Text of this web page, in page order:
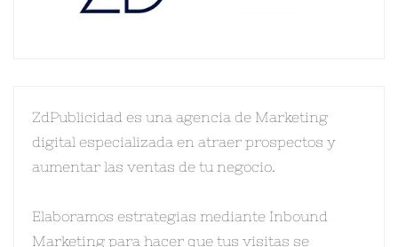
ZdPublicidad es una agencia de Marketing
digital especializada en atraer prospectos y
aumentar las ventas de tu negocio.
Elaboramos estrategias mediante Inbound
Marketing para hacer que tus visitas se